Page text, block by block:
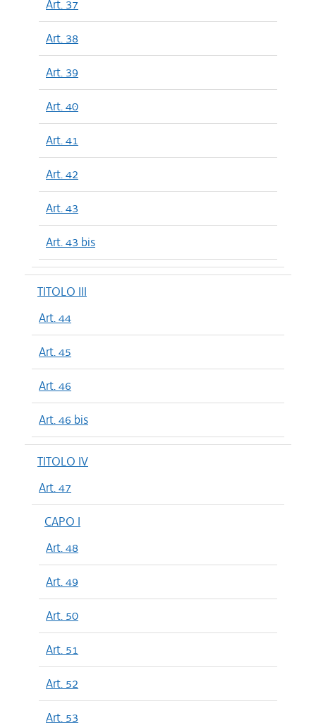
Art. 37
Art. 38
Art. 39
Art. 40
Art. 41
Art. 42
Art. 43
Art. 43 bis
TITOLO III
Art. 44
Art. 45
Art. 46
Art. 46 bis
TITOLO IV
Art. 47
CAPO I
Art. 48
Art. 49
Art. 50
Art. 51
Art. 52
Art. 53